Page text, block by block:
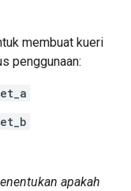
membuat kueri
penggunaan:
apakah